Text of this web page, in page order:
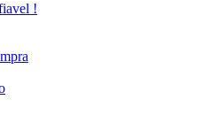
!